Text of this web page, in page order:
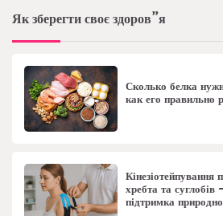
Як зберегти своє здоров”я
Сколько белка
как его правильно
хребта та суглобів
підтримка